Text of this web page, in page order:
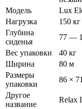
Модель
Lux
Нагрузка
150 кг
Глубина
сиденья
77 —
Вес упаковки
40 кг
Ширина
80 м
Размеры
упаковки
86 ×
Другое
название
Relax